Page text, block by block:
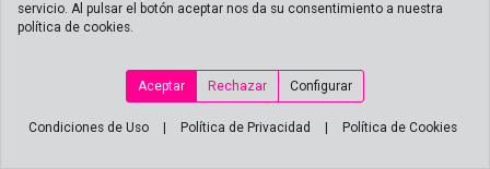
Dexeus Barcelona. Enviar
flores Nacimientos y r
Nacimientos
envios de flores a hospital
Clinica del Pilar (Barcelona)
Llobregat. Enviar flores a
L'Hospitalet de Llobregat en el
día
servicio. Al pulsar el botón aceptar nos da su consentimiento a nuestra
política de cookies.
Aceptar Rechazar Configurar
Condiciones de Uso Política de Privacidad Política de Cookies